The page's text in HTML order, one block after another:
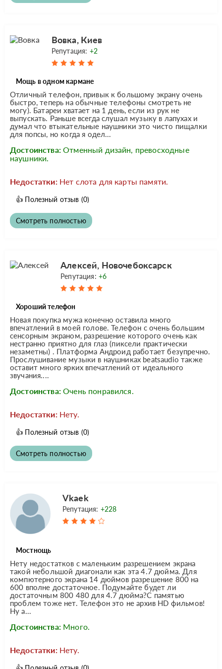
Вовка, Киев
Репутация: +2
Мощь в одном кармане
Отличный телефон, привык к большому экрану очень
быстро, теперь на обычные телефоны смотреть не
могу). Батареи хватает на 1 день, если из рук не
выпускать. Раньше всегда слушал музыку в лапухах и
думал что втыкательные наушники это чисто пищалки
для попсы, но когда я одел...
Достоинства: Отменный дизайн, превосходные
наушники.
Недостатки: Нет слота для карты памяти.
👍 Полезный отзыв (0)
Смотреть полностью
Алексей, Новочебоксарск
Репутация: +6
Хороший телефон
Новая покупка мужа конечно оставила много
впечатлений в моей голове. Телефон с очень большим
сенсорным экраном, разрешение которого очень как
нестранно приятно для глаз (пиксели практически
незаметны) . Платформа Андроид работает безупречно.
Прослушивание музыки в наушниках beatsaudio также
оставит много ярких впечатлений от идеального
звучания....
Достоинства: Очень понравился.
Недостатки: Нету.
👍 Полезный отзыв (0)
Смотреть полностью
Vkaek
Репутация: +228
Мостнощь
Нету недостатков с маленьким разрешением экрана
такой небольшой диагонали как эта 4.7 дюйма. Для
компютерного экрана 14 дюймов разрешение 800 на
600 вполне достаточное. Подумайте будет ли
достаточным 800 480 для 4.7 дюйма?С памятью
проблем тоже нет. Телефон это не архив HD фильмов!
Ну а...
Достоинства: Много.
Недостатки: Нету.